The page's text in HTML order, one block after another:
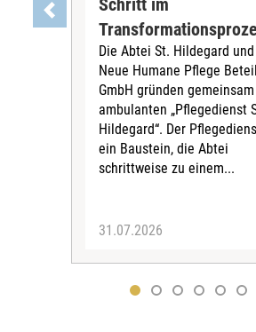
Schritt im
Die Abtei St. Hildegard
Neue Humane Pflege
GmbH gründen
ambulanten „Pflegedienst
Hildegard“. Der
ein Baustein, die Abtei
schrittweise zu einem...
31.07.2026